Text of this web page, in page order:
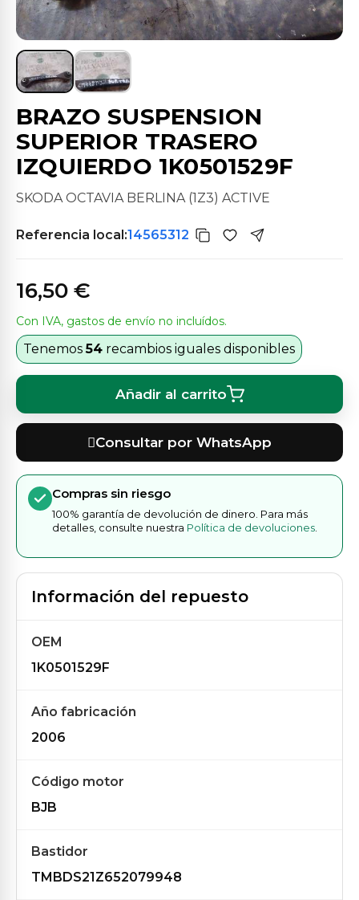
BRAZO SUSPENSION
SUPERIOR TRASERO
IZQUIERDO 1K0501529F
SKODA OCTAVIA BERLINA (1Z3) ACTIVE
Referencia local:14565312
16,50 €
Con IVA, gastos de envío no incluídos.
Tenemos54 recambios iguales disponibles
Añadir al carrito
Consultar por WhatsApp
Compras sin riesgo
100% garantía de devolución de dinero. Para más
detalles, consulte nuestra Política de devoluciones
Información del repuesto
OEM
1K0501529F
Año fabricación
2006
Código motor
BJB
Bastidor
TMBDS21Z652079948